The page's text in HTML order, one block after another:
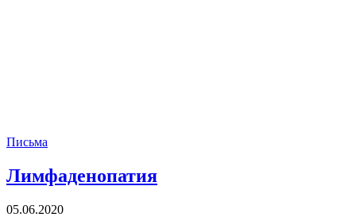
Письма
Лимфаденопатия
05.06.2020